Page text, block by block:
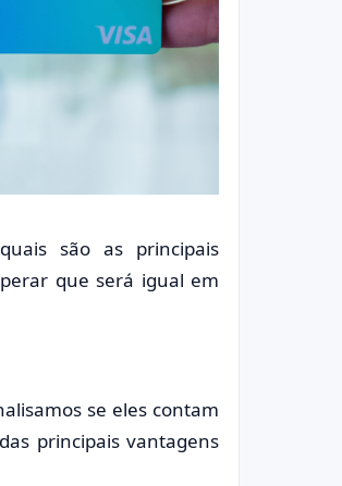
são as principais
que será igual em
se eles contam
principais vantagens